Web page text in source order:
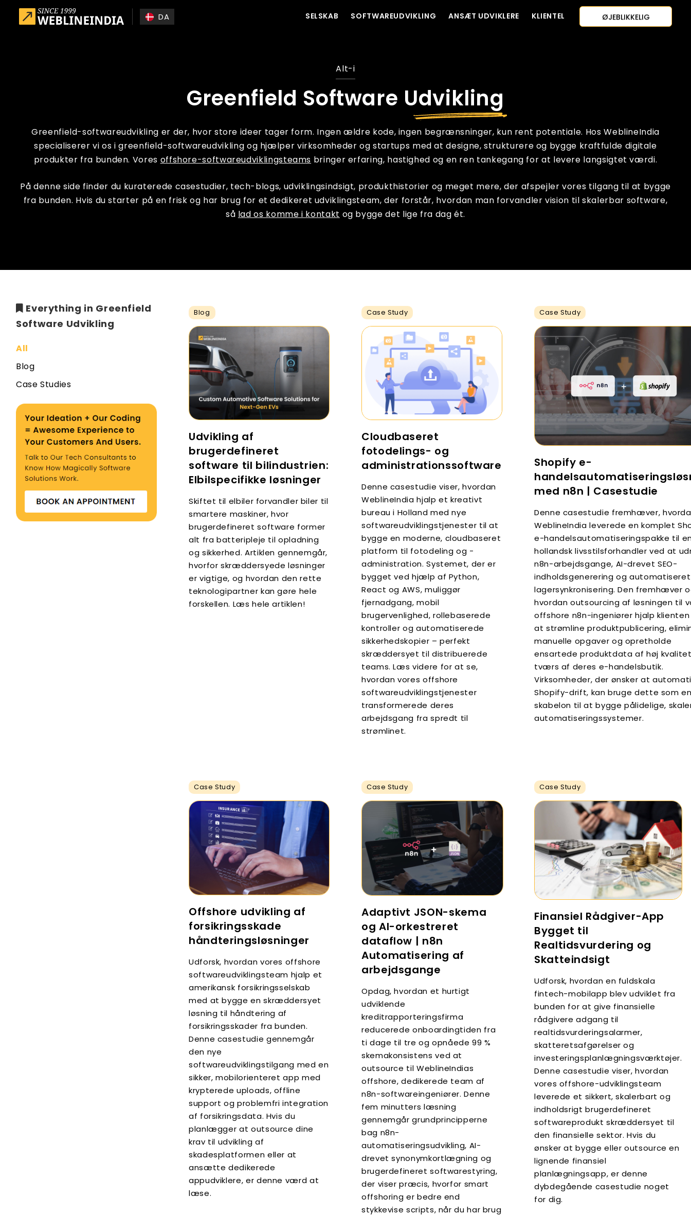
Skip to main content
DA SELSKAB SOFTWAREUDVIKLING ANSÆT UDVIKLERE KLIENTEL
ESTIMERING
KONTAKT OS
Alt-i
Greenfield Software Udvikling
Greenfield-softwareudvikling er der, hvor store ideer tager form. Ingen ældre kode, ingen begrænsninger, kun rent potentiale. Hos WeblineIndia
specialiserer vi os i greenfield-softwareudvikling og hjælper virksomheder og startups med at designe, strukturere og bygge kraftfulde digitale
produkter fra bunden. Vores offshore-softwareudviklingsteams bringer erfaring, hastighed og en ren tankegang for at levere langsigtet værdi.
På denne side finder du kuraterede casestudier, tech-blogs, udviklingsindsigt, produkthistorier og meget mere, der afspejler vores tilgang til at bygge
fra bunden. Hvis du starter på en frisk og har brug for et dedikeret udviklingsteam, der forstår, hvordan man forvandler vision til skalerbar software,
så lad os komme i kontakt og bygge det lige fra dag ét.
Everything in Greenfield
Software Udvikling
All
Blog
Case Studies
Blog
Udvikling af
brugerdefineret
software til bilindustrien:
Elbilspecifikke løsninger
Skiftet til elbiler forvandler biler til
smartere maskiner, hvor
brugerdefineret software former
alt fra batteripleje til opladning
og sikkerhed. Artiklen gennemgår,
hvorfor skræddersyede løsninger
er vigtige, og hvordan den rette
teknologipartner kan gøre hele
forskellen. Læs hele artiklen!
Case Study
Cloudbaseret
fotodelings- og
administrationssoftware
Denne casestudie viser, hvordan
WeblineIndia hjalp et kreativt
bureau i Holland med nye
softwareudviklingstjenester til at
bygge en moderne, cloudbaseret
platform til fotodeling og -
administration. Systemet, der er
bygget ved hjælp af Python,
React og AWS, muliggør
fjernadgang, mobil
brugervenlighed, rollebaserede
kontroller og automatiserede
sikkerhedskopier – perfekt
skræddersyet til distribuerede
teams. Læs videre for at se,
hvordan vores offshore
softwareudviklingstjenester
transformerede deres
arbejdsgang fra spredt til
strømlinet.
Case Study
Shopify e-
med n8n | Casestudie
Denne casestudie fremhæver,
WeblineIndia leverede en komplet
e-handelsautomatiseringspakke til
hollandsk livsstilsforhandler ved at
n8n-arbejdsgange, AI-drevet SEO-
indholdsgenerering og automatiseret
lagersynkronisering. Den fremhæver
hvordan outsourcing af løsningen til
offshore n8n-ingeniører hjalp
at strømline produktpublicering,
manuelle opgaver og opretholde
ensartede produktdata af høj
tværs af deres e-handelsbutik.
Virksomheder, der ønsker at
Shopify-drift, kan bruge dette som
skabelon til at bygge pålidelige,
automatiseringssystemer.
Case Study
Offshore udvikling af
forsikringsskade
håndteringsløsninger
Udforsk, hvordan vores offshore
softwareudviklingsteam hjalp et
amerikansk forsikringsselskab
med at bygge en skræddersyet
løsning til håndtering af
forsikringsskader fra bunden.
Denne casestudie gennemgår
den nye
softwareudviklingstilgang med en
sikker, mobilorienteret app med
krypterede uploads, offline
support og problemfri integration
af forsikringsdata. Hvis du
planlægger at outsource dine
krav til udvikling af
skadesplatformen eller at
ansætte dedikerede
appudviklere, er denne værd at
læse.
Case Study
Adaptivt JSON-skema
og AI-orkestreret
dataflow | n8n
Automatisering af
arbejdsgange
Opdag, hvordan et hurtigt
udviklende
kreditrapporteringsfirma
reducerede onboardingtiden fra
ti dage til tre og opnåede 99 %
skemakonsistens ved at
outsource til WeblineIndias
offshore, dedikerede team af
n8n-softwareingeniører. Denne
fem minutters læsning
gennemgår grundprincipperne
bag n8n-
automatiseringsudvikling, AI-
drevet synonymkortlægning og
brugerdefineret softwarestyring,
der viser præcis, hvorfor smart
offshoring er bedre end
stykkevise scripts, når du har brug
Case Study
Finansiel Rådgiver-App
Bygget til
Realtidsvurdering og
Skatteindsigt
Udforsk, hvordan en fuldskala
fintech-mobilapp blev udviklet fra
bunden for at give finansielle
rådgivere adgang til
realtidsvurderingsalarmer,
skatteretsafgørelser og
investeringsplanlægningsværktøjer.
Denne casestudie viser, hvordan
vores offshore-udviklingsteam
leverede et sikkert, skalerbart og
indholdsrigt brugerdefineret
softwareprodukt skræddersyet til
den finansielle sektor. Hvis du
ønsker at bygge eller outsource en
lignende finansiel
planlægningsapp, er denne
dybdegående casestudie noget
for dig.